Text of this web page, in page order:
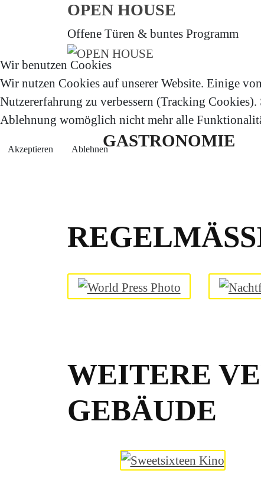
OPEN HOUSE
Offene Türen & buntes Programm
GASTRONOMIE
WEITERE
GEBÄUDE
Wir benutzen Cookies
Wir nutzen Cookies auf unserer Website. Einige
Nutzererfahrung zu verbessern (Tracking
Ablehnung womöglich nicht mehr alle
Akzeptieren Ablehnen